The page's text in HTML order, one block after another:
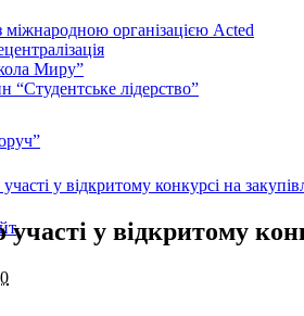
міжнародною організацією Acted
Миру”
“Студентське лідерство”
у відкритому